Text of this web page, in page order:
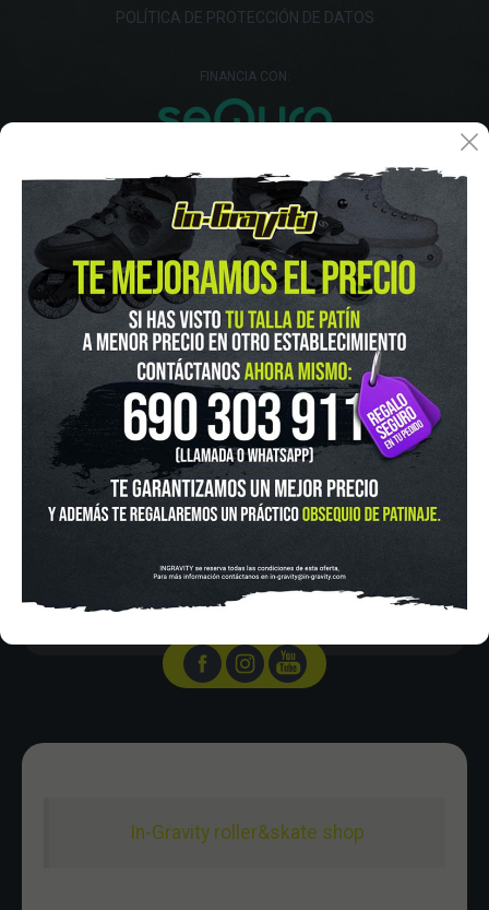
POLÍTICA DE PROTECCIÓN DE DATOS
FINANCIA CON:
In-Gravity roller&skate shop
IN-GRAVITY MADRID RETIRO
Pza. Mariano de Cavia, 2
Tel.: 915 524 553
in-gravity@in-gravity.com
Sabado De 10:00 - 20:30
Domingo 10:00-15:00